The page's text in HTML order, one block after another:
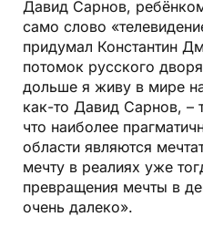
Давид Сарнов,
само слово
придумал Константин
потомок русского
дольше я живу в мире
как-то Давид Сарнов,
что наиболее
области являются
мечту в реалиях уже
превращения мечты в
очень далеко».